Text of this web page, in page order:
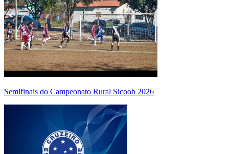
Semifinais do Campeonato Rural Sicoob 2026